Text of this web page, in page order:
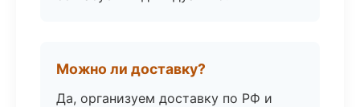
Можно ли доставку?
Да, организуем доставку по РФ и